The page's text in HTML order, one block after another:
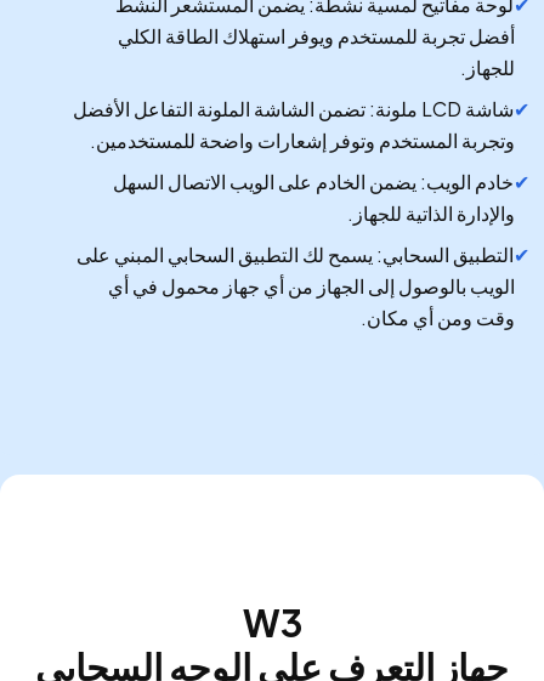
أفضل تجربة للمستخدم ويوفر استهلاك الطاقة الكلي
للجهاز.
شاشة LCD ملونة: تضمن الشاشة الملونة التفاعل الأفضل
وتجربة المستخدم وتوفر إشعارات واضحة للمستخدمين.
خادم الويب: يضمن الخادم على الويب الاتصال السهل
والإدارة الذاتية للجهاز.
التطبيق السحابي: يسمح لك التطبيق السحابي المبني على
الويب بالوصول إلى الجهاز من أي جهاز محمول في أي
وقت ومن أي مكان.
W3
جهاز التعرف على الوجه السحابي